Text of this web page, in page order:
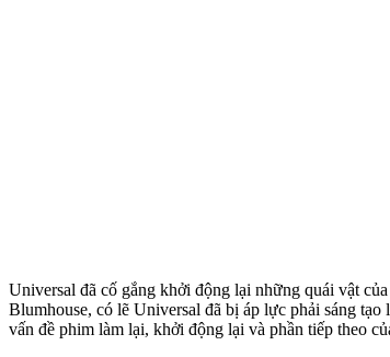
Universal đã cố gắng khởi động lại những quái vật
Blumhouse, có lẽ Universal đã bị áp lực phải sáng
vấn đề phim làm lại, khởi động lại và phần tiếp theo